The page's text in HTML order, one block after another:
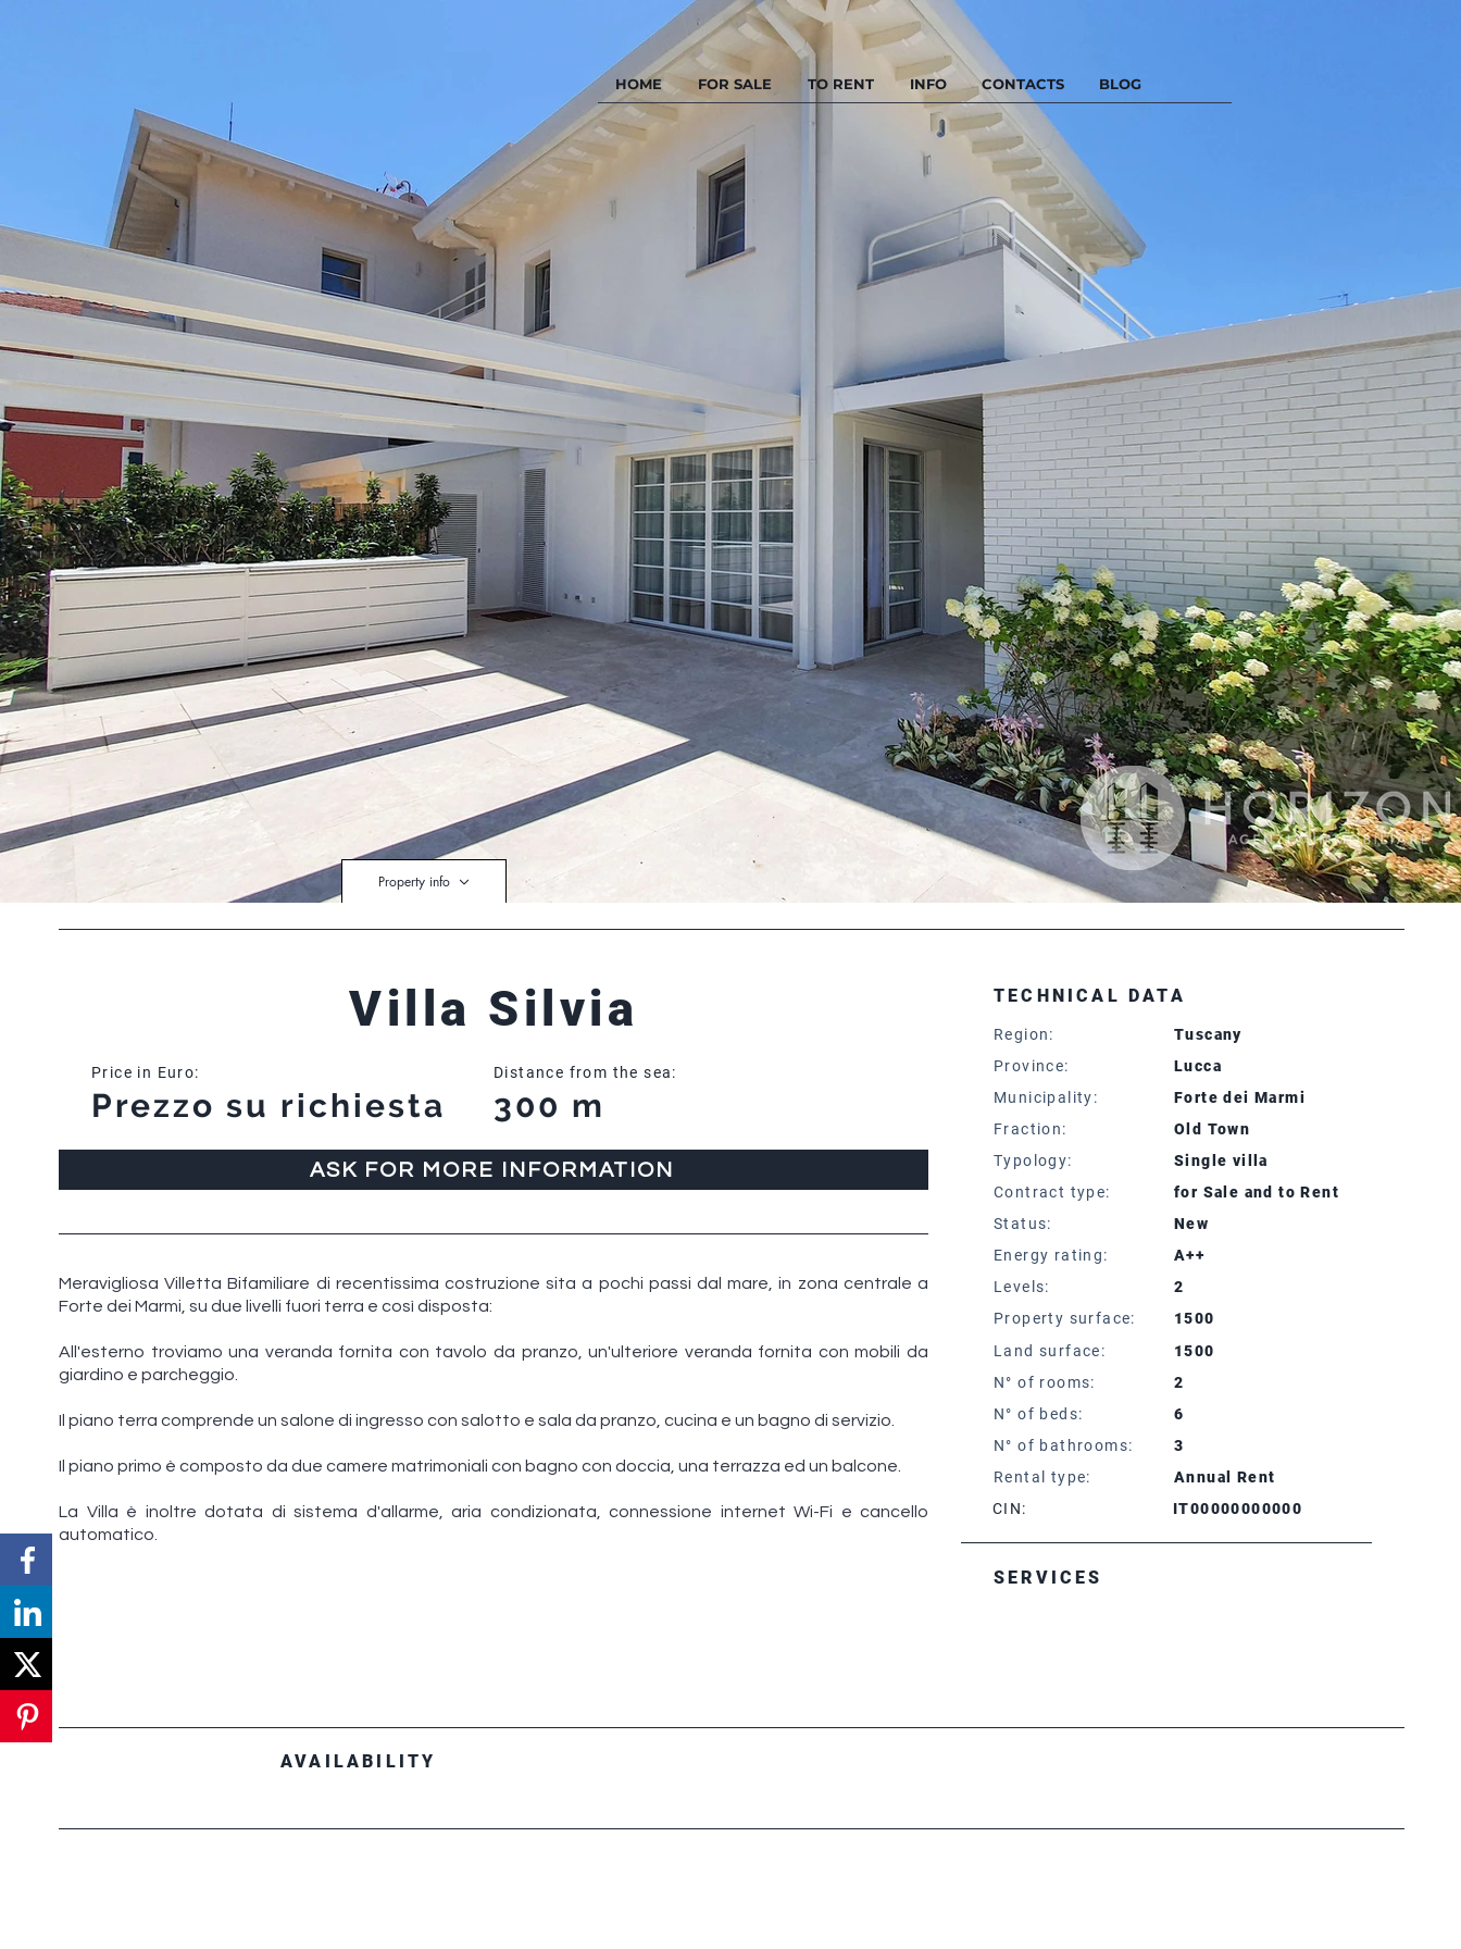
HOME FOR SALE TO RENT INFO CONTACTS BLOG
Property info
Villa Silvia
Price in Euro:
Prezzo su richiesta
Distance from the sea:
300 m
ASK FOR MORE INFORMATION
Meravigliosa Villetta Bifamiliare di recentissima costruzione sita a pochi passi dal mare, in zona centrale a
Forte dei Marmi, su due livelli fuori terra e così disposta:
All'esterno troviamo una veranda fornita con tavolo da pranzo, un'ulteriore veranda fornita con mobili da
giardino e parcheggio.
Il piano terra comprende un salone di ingresso con salotto e sala da pranzo, cucina e un bagno di servizio.
Il piano primo è composto da due camere matrimoniali con bagno con doccia, una terrazza ed un balcone.
La Villa è inoltre dotata di sistema d'allarme, aria condizionata, connessione internet Wi-Fi e cancello
automatico.
TECHNICAL DATA
Region:
Tuscany
Province:
Lucca
Municipality:
Forte dei Marmi
Fraction:
Old Town
Typology:
Single villa
Contract type:
for Sale and to Rent
Status:
New
Energy rating:
A++
Levels:
2
Property surface:
1500
Land surface:
1500
N° of rooms:
2
N° of beds:
6
N° of bathrooms:
3
Rental type:
Annual Rent
CIN:
IT00000000000
SERVICES
AVAILABILITY